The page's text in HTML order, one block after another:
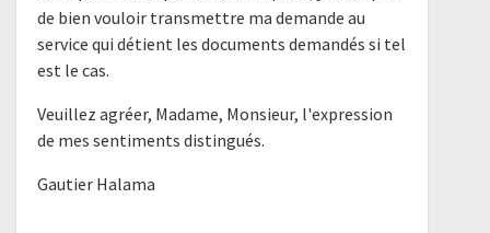
de bien vouloir transmettre ma demande au
service qui détient les documents demandés si tel
est le cas.
Veuillez agréer, Madame, Monsieur, l'expression
de mes sentiments distingués.
Gautier Halama